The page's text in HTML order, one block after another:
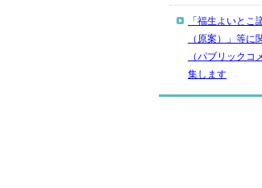
「福生よいとこ
（原案）」等に
（パブリックコ
集します